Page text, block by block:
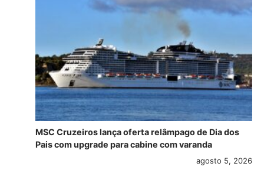
MSC Cruzeiros lança oferta relâmpago de Dia dos
Pais com upgrade para cabine com varanda
agosto 5, 2026